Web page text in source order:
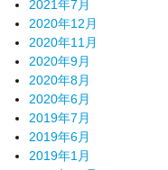
2021年7月
2020年12月
2020年11月
2020年9月
2020年8月
2020年6月
2019年7月
2019年6月
2019年1月